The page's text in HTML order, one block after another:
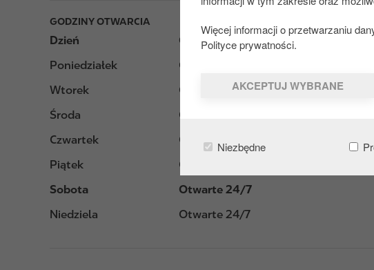
Więcej informacji o przetwarzaniu
Polityce prywatności.
AKCEPTUJ WYBRANE
Niezbędne
GODZINY OTWARCIA
Dzień
Opening hours
Poniedziałek
Otwarte 24/7
Wtorek
Otwarte 24/7
Środa
Otwarte 24/7
Czwartek
Otwarte 24/7
Piątek
Otwarte 24/7
Sobota
Otwarte 24/7
Niedziela
Otwarte 24/7